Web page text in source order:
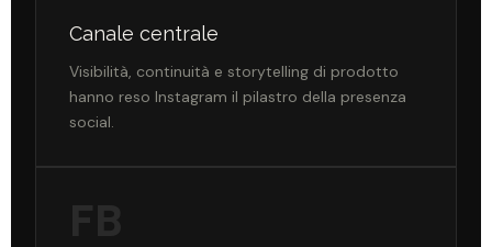
Canale centrale
Visibilità, continuità e storytelling di prodotto
hanno reso Instagram il pilastro della presenza
social.